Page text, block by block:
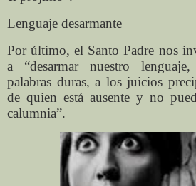
Lenguaje desarmante
Por último, el Santo Padre nos
a “desarmar nuestro
palabras duras, a los juicios
de quien está ausente y no
calumnia”.